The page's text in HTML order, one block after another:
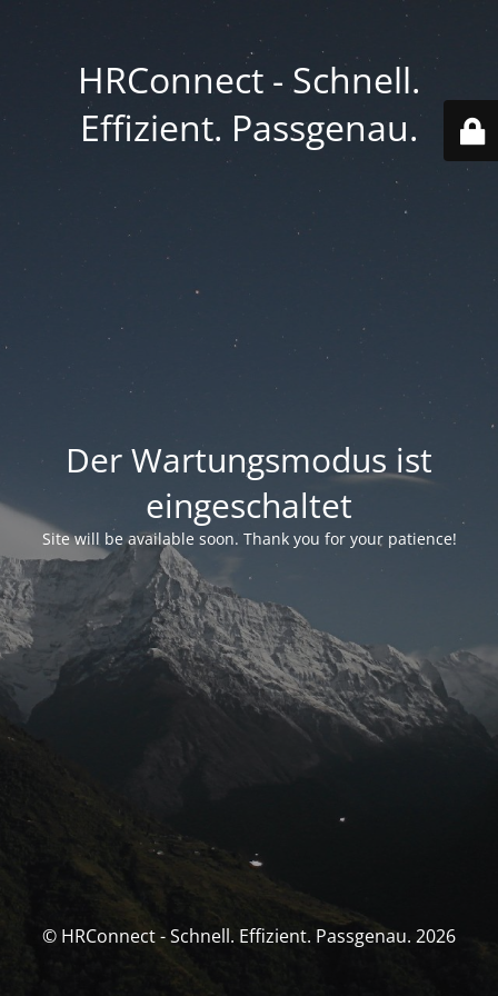
HRConnect - Schnell.
Effizient. Passgenau.
Der Wartungsmodus ist
eingeschaltet
Site will be available soon. Thank you for your patience!
© HRConnect - Schnell. Effizient. Passgenau. 2026